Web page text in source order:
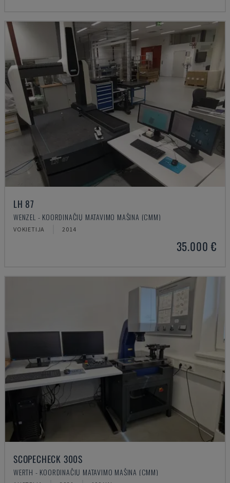
LH 87
WENZEL - KOORDINAČIŲ MATAVIMO MAŠINA (CMM)
VOKIETIJA 2014
35.000 €
SCOPECHECK 300S
WERTH - KOORDINAČIŲ MATAVIMO MAŠINA (CMM)